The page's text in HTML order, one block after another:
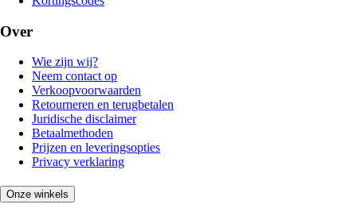
Over
Wie zijn wij?
Neem contact op
Verkoopvoorwaarden
Retourneren en terugbetalen
Juridische disclaimer
Betaalmethoden
Prijzen en leveringsopties
Privacy verklaring
Onze winkels